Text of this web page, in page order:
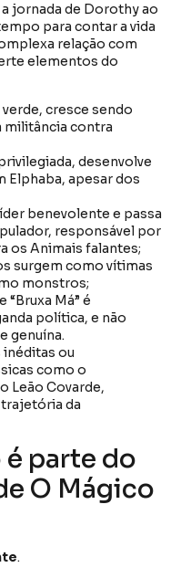
a jornada de Dorothy ao
para contar a vida
relação com
elementos do
cresce sendo
militância contra
desenvolve
Elphaba, apesar dos
benevolente e passa
responsável por
os Animais falantes;
surgem como vítimas
monstros;
Má” é
política, e não
genuína.
ou
como o
Leão Covarde,
da
é parte do
O Mágico
.